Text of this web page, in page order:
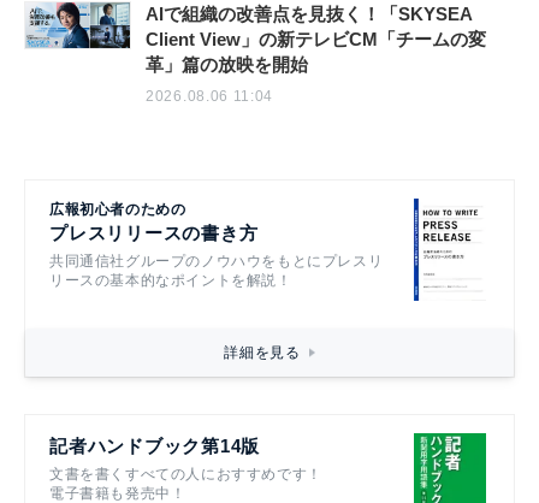
AIで組織の改善点を見抜く！「SKYSEA
Client View」の新テレビCM「チームの変
革」篇の放映を開始
2026.08.06 11:04
広報初心者のための
プレスリリースの書き方
共同通信社グループのノウハウをもとにプレスリ
リースの基本的なポイントを解説！
詳細を見る
記者ハンドブック第14版
文書を書くすべての人におすすめです！
電子書籍も発売中！